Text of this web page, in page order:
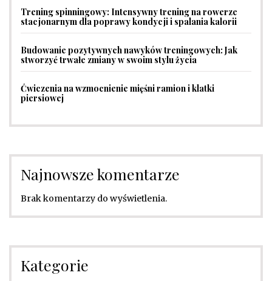
Trening spinningowy: Intensywny trening na rowerze
stacjonarnym dla poprawy kondycji i spalania kalorii
Budowanie pozytywnych nawyków treningowych: Jak
stworzyć trwałe zmiany w swoim stylu życia
Ćwiczenia na wzmocnienie mięśni ramion i klatki
piersiowej
Najnowsze komentarze
Brak komentarzy do wyświetlenia.
Kategorie